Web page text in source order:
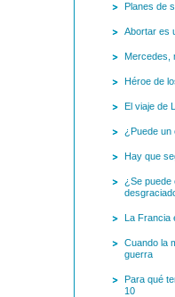
Planes de
Abortar es
Mercedes,
Héroe de
El viaje de
¿Puede un
Hay que
¿Se puede
La Francia
Cuando la
guerra
Para qué
10